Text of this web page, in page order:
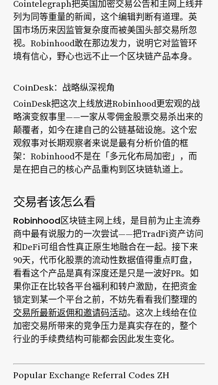
Cointelegraph把英国加密交易公告和主网上线并
列为同等重量的新闻，这个编辑判断有道理。英
国市场历来因监管复杂度而被美国头部交易所忽
视。Robinhood敢在那边发力，说明它对监管环
境有信心，野心也远不止一个区块链产品本身。
CoinDesk：战略纵深视角
CoinDesk把这次上线放进Robinhood更宏观的战
略演变叙事里——一家从零佣金股票交易杀出来的
颠覆者，如今在建自己的公链基础设施。这个宏
观叙事对长期观察者来说是最有分析价值的框
架：Robinhood不是在「多元化布局加密」，而
是在把自己的核心产品重构到区块链轨道上。
交易者该怎么看
Robinhood区块链主网上线，是目前为止主流券
商中最有说服力的一次尝试——把TradFi资产访问
和DeFi可组合性真正原生地融合在一起。接下来
90天，代币化股票的流动性数据值得重点盯盘，
看看这个产品是真有深度还是只是一波好PR。如
果你正在比较各平台福利和转户激励，在把资金
锁定到某一个平台之前，不妨先看看我们整理的
交易所最新返佣和邀请码活动。这次上线给在位
加密交易所带来的竞争压力是真实存在的，整个
行业的手续费结构可能都会因此发生变化。
Popular Exchange Referral Codes ZH